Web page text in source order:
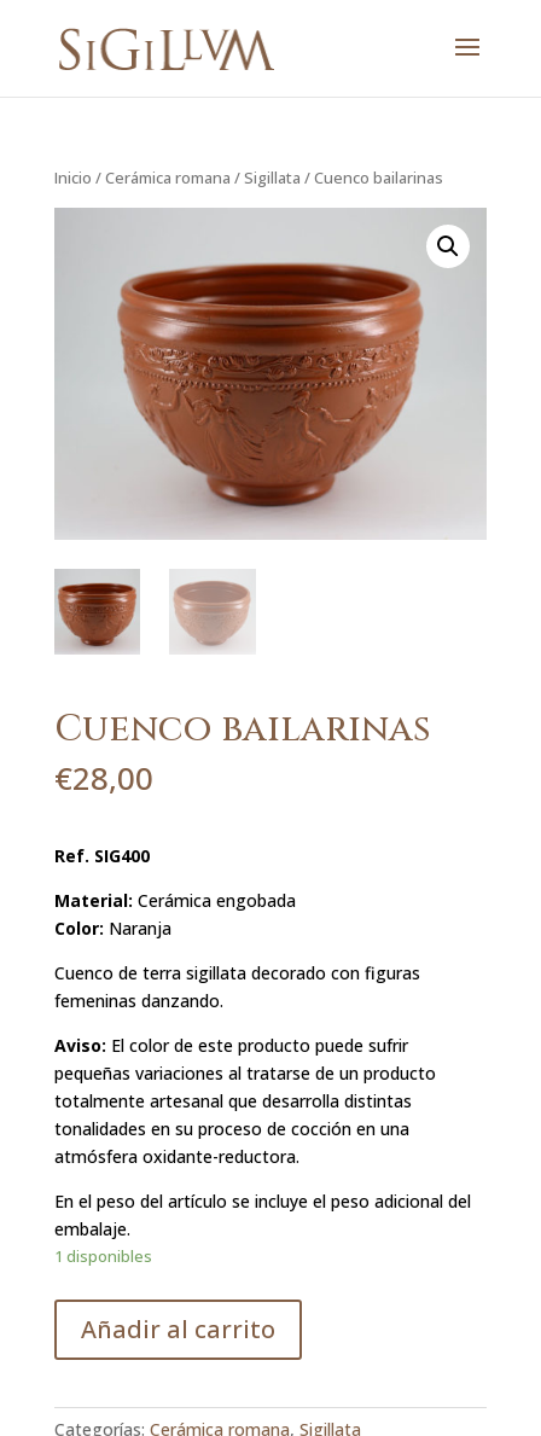
Inicio /Cerámica romana /Sigillata / Cuenco bailarinas
Cuenco bailarinas
€28,00
Ref. SIG400
Material: Cerámica engobada
Color: Naranja
Cuenco de terra sigillata decorado con figuras
femeninas danzando.
Aviso: El color de este producto puede sufrir
pequeñas variaciones al tratarse de un producto
totalmente artesanal que desarrolla distintas
tonalidades en su proceso de cocción en una
atmósfera oxidante-reductora.
En el peso del artículo se incluye el peso adicional del
embalaje.
1 disponibles
Añadir al carrito
Categorías: Cerámica romana, Sigillata